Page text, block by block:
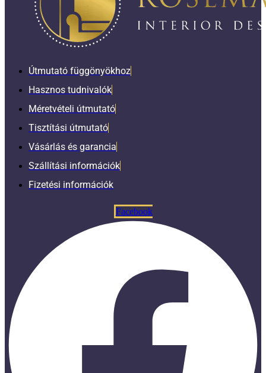
Útmutató függönyökhoz
Hasznos tudnivalók
Méretvételi útmutató
Tisztítási útmutató
Vásárlás és garancia
Szállítási információk
Fizetési információk
Facebook